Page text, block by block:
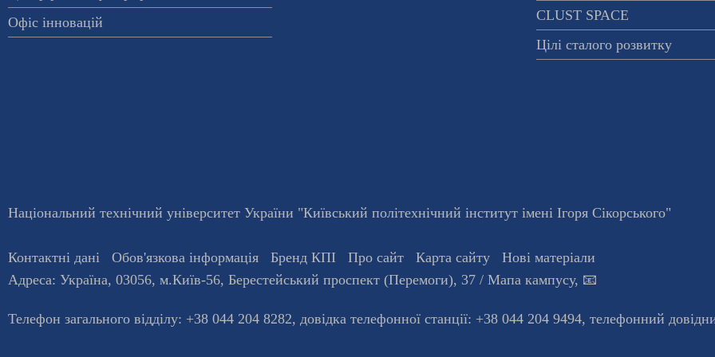
Офіс інновацій
CLUST SPACE
Цілі сталого розвитку
Національний технічний університет України "Київський політехнічний інститут імені Ігоря Сікорського"
Контактні дані Обов'язкова інформація Бренд КПІ Про сайт Карта сайту
Нові матеріали
Адреса: Україна, 03056, м.Київ-56, Берестейський проспект (Перемоги), 37 / Мапа кампусу, 📧
Телефон загального відділу: +38 044 204 8282, довiдка телефонної станцiї: +38 044 204 9494, телефонний